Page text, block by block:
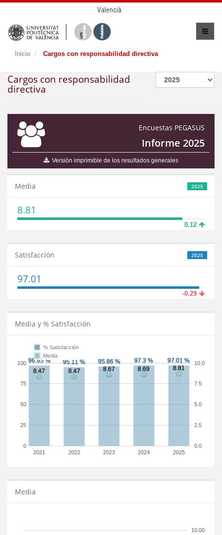
Valencià
Inicio Cargos con responsabilidad directiva
Cargos con responsabilidad
directiva
Encuestas PEGASUS
Informe 2025
Versión imprimible de los resultados generales
2025
Media
8.81
0.12
2025
Satisfacción
97.01
-0.29
Media y % Satisfacción
2021 2022 2023 2024 2025
0
25
50
75
100
0.0
2.5
5.0
7.5
10.0
% Satisfacción
Media
Media
10.00